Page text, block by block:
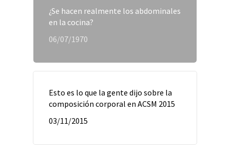
¿Se hacen realmente los abdominales
en la cocina?
06/07/1970
Esto es lo que la gente dijo sobre la
composición corporal en ACSM 2015
03/11/2015